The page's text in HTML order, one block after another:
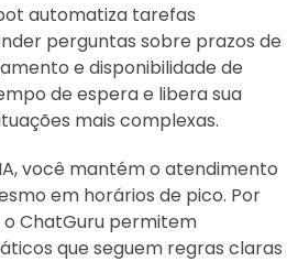
automatiza tarefas
perguntas sobre prazos de
e disponibilidade de
de espera e libera sua
mais complexas.
você mantém o atendimento
em horários de pico. Por
ChatGuru permitem
que seguem regras claras